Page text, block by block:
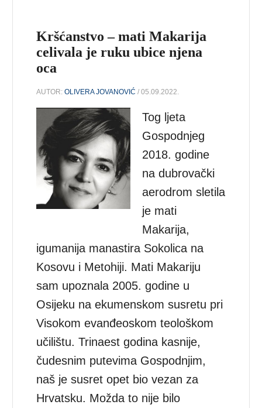
Kršćanstvo – mati Makarija
celivala je ruku ubice njena
oca
AUTOR:OLIVERA JOVANOVIĆ / 05.09.2022.
Tog ljeta
Gospodnjeg
2018. godine
na dubrovački
aerodrom sletila
je mati
Makarija,
igumanija manastira Sokolica na
Kosovu i Metohiji. Mati Makariju
sam upoznala 2005. godine u
Osijeku na ekumenskom susretu pri
Visokom evanđeoskom teološkom
učilištu. Trinaest godina kasnije,
čudesnim putevima Gospodnjim,
naš je susret opet bio vezan za
Hrvatsku. Možda to nije bilo